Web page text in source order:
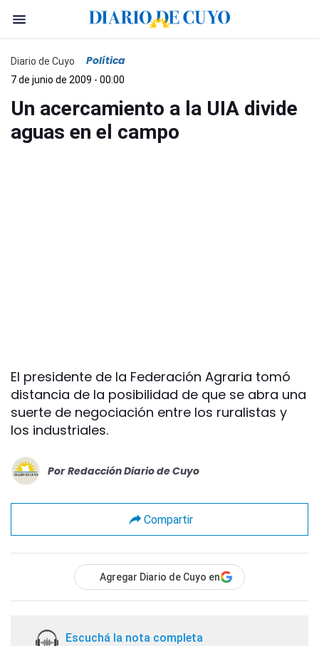
Diario de Cuyo Política
7 de junio de 2009 - 00:00
Un acercamiento a la UIA divide
aguas en el campo
El presidente de la Federación Agraria tomó
distancia de la posibilidad de que se abra una
suerte de negociación entre los ruralistas y
los industriales.
Por Redacción Diario de Cuyo
Compartir
Agregar Diario de Cuyo en
Escuchá la nota completa